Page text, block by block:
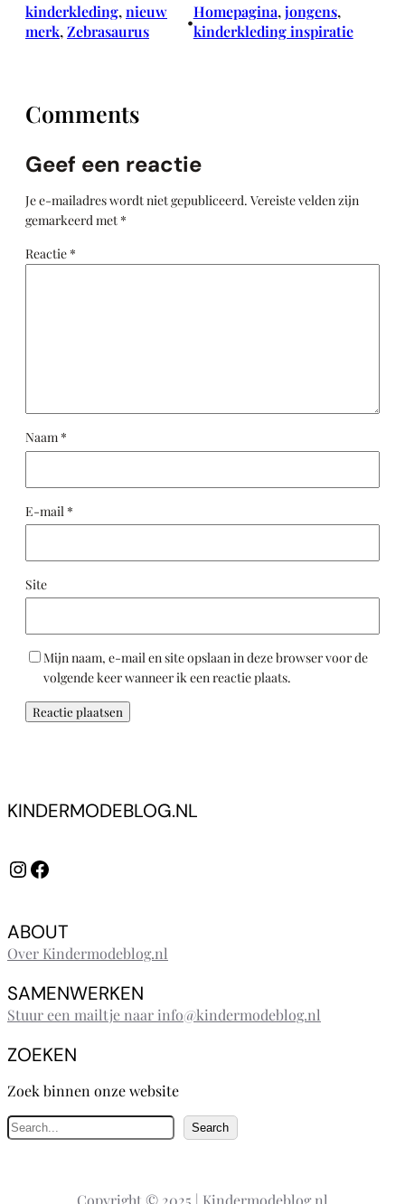
kinderkleding, nieuw
merk, Zebrasaurus •
Homepagina, jongens,
kinderkleding inspiratie
Comments
Geef een reactie
Je e-mailadres wordt niet gepubliceerd. Vereiste velden zijn
gemarkeerd met *
Reactie *
Naam *
E-mail *
Site
Mijn naam, e-mail en site opslaan in deze browser voor de
volgende keer wanneer ik een reactie plaats.
KINDERMODEBLOG.NL
InstagramFacebook
ABOUT
Over Kindermodeblog.nl
SAMENWERKEN
Stuur een mailtje naar info@kindermodeblog.nl
ZOEKEN
Zoek binnen onze website
Z
o
Search
Copyright © 2025 | Kindermodeblog.nl